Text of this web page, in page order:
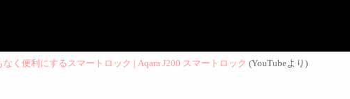
く便利にするスマートロック | Aqara J200 スマートロック (YouTubeより)